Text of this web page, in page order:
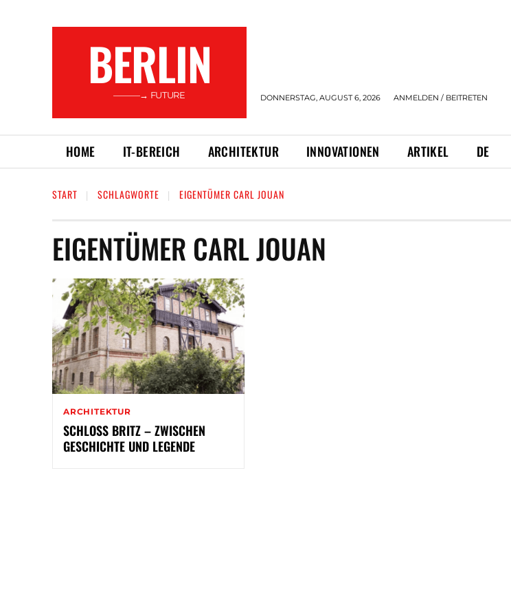
BERLIN
———→ FUTURE DONNERSTAG, AUGUST 6, 2026 ANMELDEN / BEITRETEN
HOME IT-BEREICH ARCHITEKTUR INNOVATIONEN ARTIKEL DE
START SCHLAGWORTE EIGENTÜMER CARL JOUAN
EIGENTÜMER CARL JOUAN
ARCHITEKTUR
SCHLOSS BRITZ – ZWISCHEN
GESCHICHTE UND LEGENDE